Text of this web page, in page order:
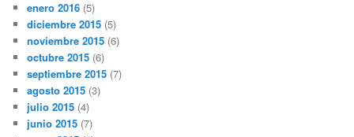
enero 2016 (5)
diciembre 2015 (5)
noviembre 2015 (6)
octubre 2015 (6)
septiembre 2015 (7)
agosto 2015 (3)
julio 2015 (4)
junio 2015 (7)